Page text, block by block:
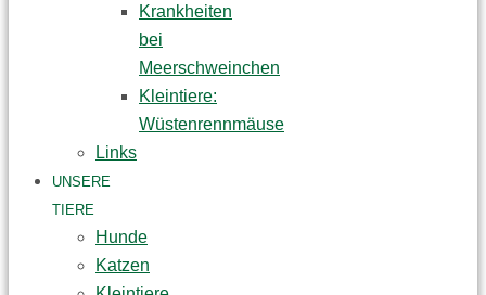
Krankheiten
bei
Meerschweinchen
Kleintiere:
Wüstenrennmäuse
Links
UNSERE
TIERE
Hunde
Katzen